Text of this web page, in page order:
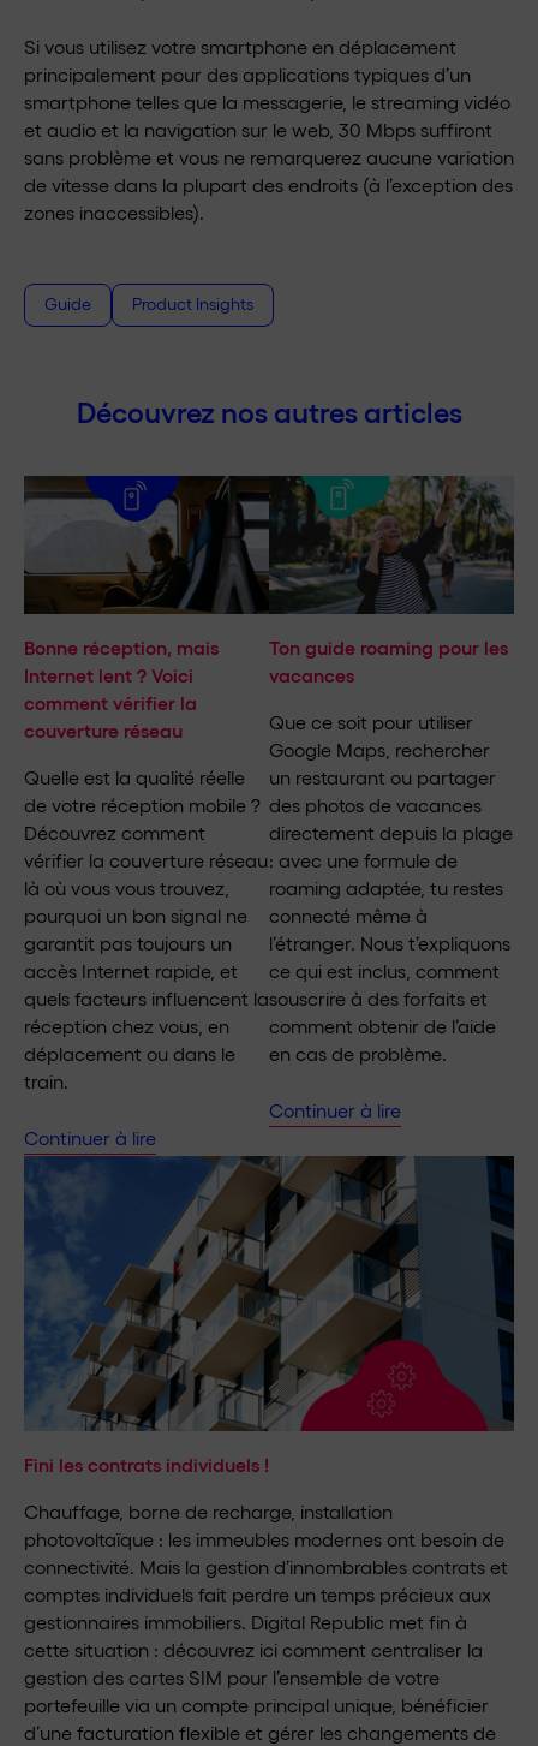
Si vous utilisez votre smartphone en déplacement
principalement pour des applications typiques d’un
smartphone telles que la messagerie, le streaming vidéo
et audio et la navigation sur le web, 30 Mbps suffiront
sans problème et vous ne remarquerez aucune variation
de vitesse dans la plupart des endroits (à l’exception des
zones inaccessibles).
Guide Product Insights
Découvrez nos autres articles
Bonne réception, mais
Internet lent ? Voici
comment vérifier la
couverture réseau
Quelle est la qualité réelle
de votre réception mobile ?
Découvrez comment
vérifier la couverture réseau
là où vous vous trouvez,
pourquoi un bon signal ne
garantit pas toujours un
accès Internet rapide, et
quels facteurs influencent la
réception chez vous, en
déplacement ou dans le
train.
Continuer à lire
Ton guide roaming pour les
vacances
Que ce soit pour utiliser
Google Maps, rechercher
un restaurant ou partager
des photos de vacances
directement depuis la plage
: avec une formule de
roaming adaptée, tu restes
connecté même à
l’étranger. Nous t’expliquons
ce qui est inclus, comment
souscrire à des forfaits et
comment obtenir de l’aide
en cas de problème.
Continuer à lire
Fini les contrats individuels !
Chauffage, borne de recharge, installation
photovoltaïque : les immeubles modernes ont besoin de
connectivité. Mais la gestion d’innombrables contrats et
comptes individuels fait perdre un temps précieux aux
gestionnaires immobiliers. Digital Republic met fin à
cette situation : découvrez ici comment centraliser la
gestion des cartes SIM pour l’ensemble de votre
portefeuille via un compte principal unique, bénéficier
d’une facturation flexible et gérer les changements de